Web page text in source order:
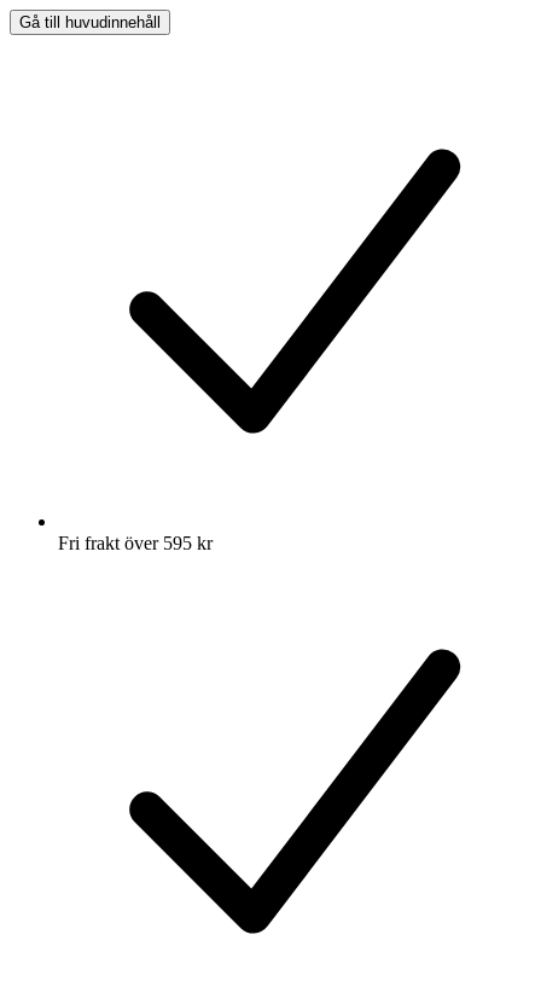
Gå till huvudinnehåll
Fri frakt över 595 kr